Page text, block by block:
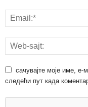
сачувајте моје име, е-
следећи пут када